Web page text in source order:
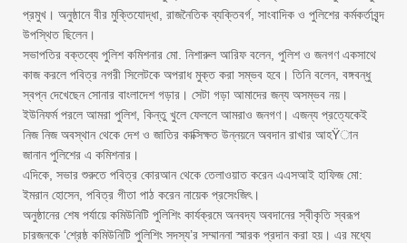
প্রমুখ। অনুষ্ঠানে বীর মুক্তিযোদ্ধা, রাজনৈতিক ব্যক্তিবর্গ, সাংবাদিক ও পুলিশের কর্মকর্তাবৃন্দ
উপস্থিত ছিলেন।
সভাপতির বক্তব্যে পুলিশ কমিশনার মো. নিশারুল আরিফ বলেন, পুলিশ ও জনগণ একসাথে
কাজ করলে পবিত্র নগরী সিলেটকে অপরাধ মুক্ত করা সম্ভব হবে। তিনি বলেন, বঙ্গবন্ধু
স্বপ্ন দেখেছেন সোনার বাংলাদেশ গড়ার। সেটা গড়া আমাদের জন্য অসম্ভব নয়।
ইউনিফর্ম পরলে আমরা পুলিশ, কিন্তু খুলে ফেললে আমরাও জনগণ। এজন্য প্রত্যেকেই
নিজ নিজ অবস্থান থেকে দেশ ও জাতির কাক্সিক্ষত উন্নয়নে অবদান রাখার আহŸান
জানান পুলিশের এ কমিশনার।
এদিকে, সভার শুরুতে পবিত্র কোরআন থেকে তেলাওয়াত করেন এএসআই হাফিজ মো:
ইমরান হোসেন, পবিত্র গীতা পাঠ করেন নায়েক প্রসেংজিৎ।
অনুষ্ঠানের শেষ পর্যায়ে কমিউনিটি পুলিশিং কার্যক্রমে অনবদ্য অবদানের স্বীকৃতি স্বরূপ
চারজনকে ‘শ্রেষ্ঠ কমিউনিটি পুলিশিং সদস্য’র সম্মাননা স্মারক প্রদান করা হয়। এর মধ্যে